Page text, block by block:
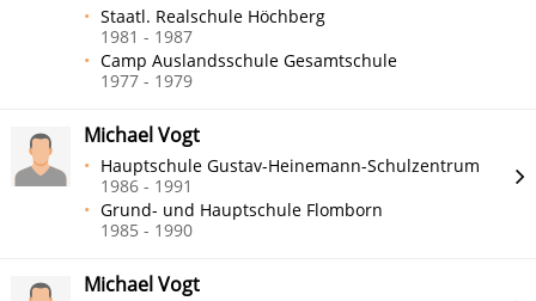
Staatl. Realschule Höchberg
1981 - 1987
Camp Auslandsschule Gesamtschule
1977 - 1979
Michael Vogt
Hauptschule Gustav-Heinemann-Schulzentrum
1986 - 1991
Grund- und Hauptschule Flomborn
1985 - 1990
Michael Vogt